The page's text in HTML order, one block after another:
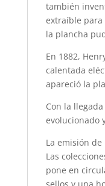
también
extraíble
la plancha
En 1882,
calentada
apareció la
Con la
evolucionado
La emisión de
Las
pone en